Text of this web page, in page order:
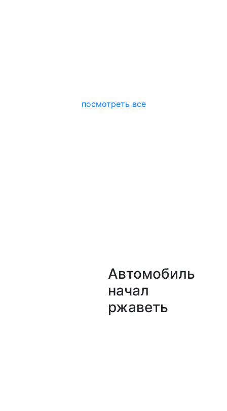
посмотреть все
Автомобиль
начал
ржаветь